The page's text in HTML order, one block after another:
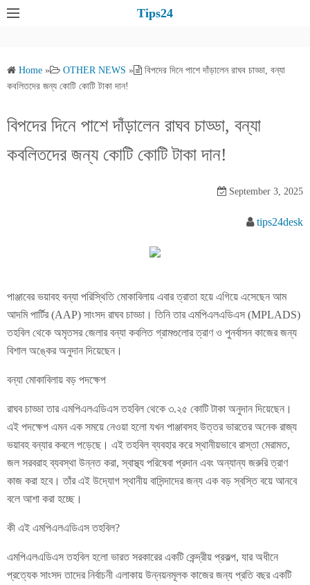
Tips24
Home » OTHER NEWS »
বিপদের দিনে পাশে দাঁড়ালেন রাঘব চাড্ডা, বন্যা
কবলিতদের জন্য কোটি কোটি টাকা দান!
বিপদের দিনে পাশে দাঁড়ালেন রাঘব চাড্ডা, বন্যা
কবলিতদের জন্য কোটি কোটি টাকা দান!
September 3, 2025
tips24desk
পাঞ্জাবের ভয়াবহ বন্যা পরিস্থিতি মোকাবিলায় এবার ত্রাতা হয়ে এগিয়ে এসেছেন আম
আদমি পার্টির (AAP) সাংসদ রাঘব চাড্ডা। তিনি তার এমপিএলএডিএস (MPLADS)
তহবিল থেকে অমৃতসর জেলার বন্যা কবলিত গ্রামগুলোর ত্রাণ ও পুনর্বাসন কাজের জন্য
বিশাল অঙ্কের অনুদান দিয়েছেন।
বন্যা মোকাবিলায় বড় পদক্ষেপ
রাঘব চাড্ডা তার এমপিএলএডিএস তহবিল থেকে ৩.২৫ কোটি টাকা অনুদান দিয়েছেন।
এই পদক্ষেপ এমন এক সময়ে নেওয়া হলো যখন পাঞ্জাবসহ উত্তর ভারতের অনেক রাজ্য
ভয়াবহ বন্যার কবলে পড়েছে। এই তহবিল ব্যবহার করে স্থানীয়ভাবে রাস্তা মেরামত,
জল সরবরাহ ব্যবস্থা উন্নত করা, স্বাস্থ্য পরিষেবা প্রদান এবং অন্যান্য জরুরি ত্রাণ
কাজ করা হবে। তাঁর এই উদ্যোগ স্থানীয় বাসিন্দাদের জন্য এক বড় স্বস্তি বয়ে আনবে
বলে আশা করা হচ্ছে।
কী এই এমপিএলএডিএস তহবিল?
এমপিএলএডিএস তহবিল হলো ভারত সরকারের একটি কেন্দ্রীয় প্রকল্প, যার অধীনে
প্রত্যেক সাংসদ তাদের নির্বাচনী এলাকায় উন্নয়নমূলক কাজের জন্য প্রতি বছর একটি